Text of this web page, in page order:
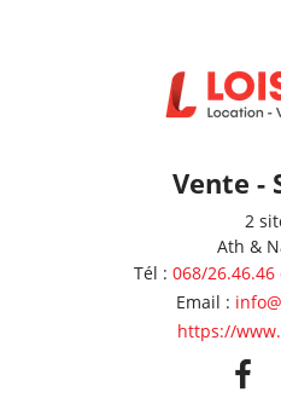
Vente -
2
Ath &
Tél : 068/
Email :
https://